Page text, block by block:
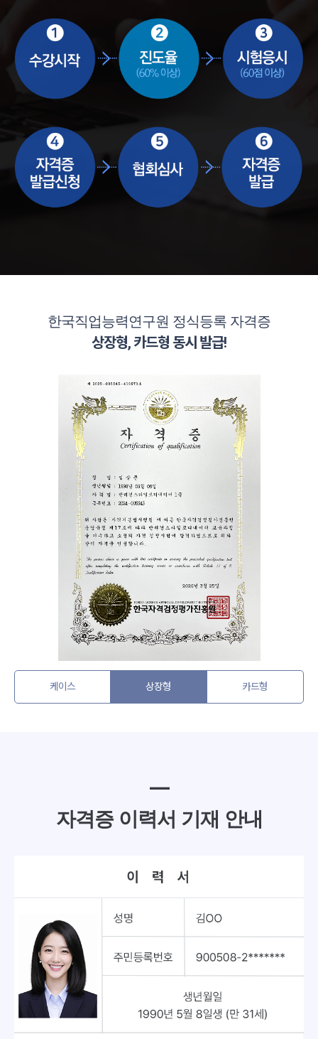
한국직업능력연구원 정식등록 자격증
상장형, 카드형 동시 발급!
케이스 상장형 카드형
━
자격증 이력서 기재 안내